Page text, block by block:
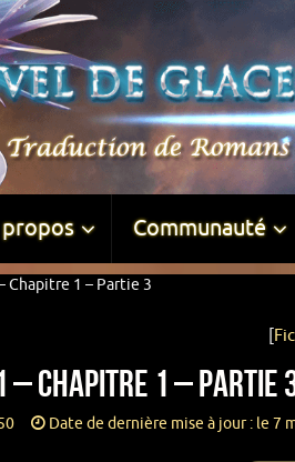
Communauté
Chapitre 1 – Partie 3
[
– Chapitre 1 – Partie
Date de dernière mise à jour : le 7